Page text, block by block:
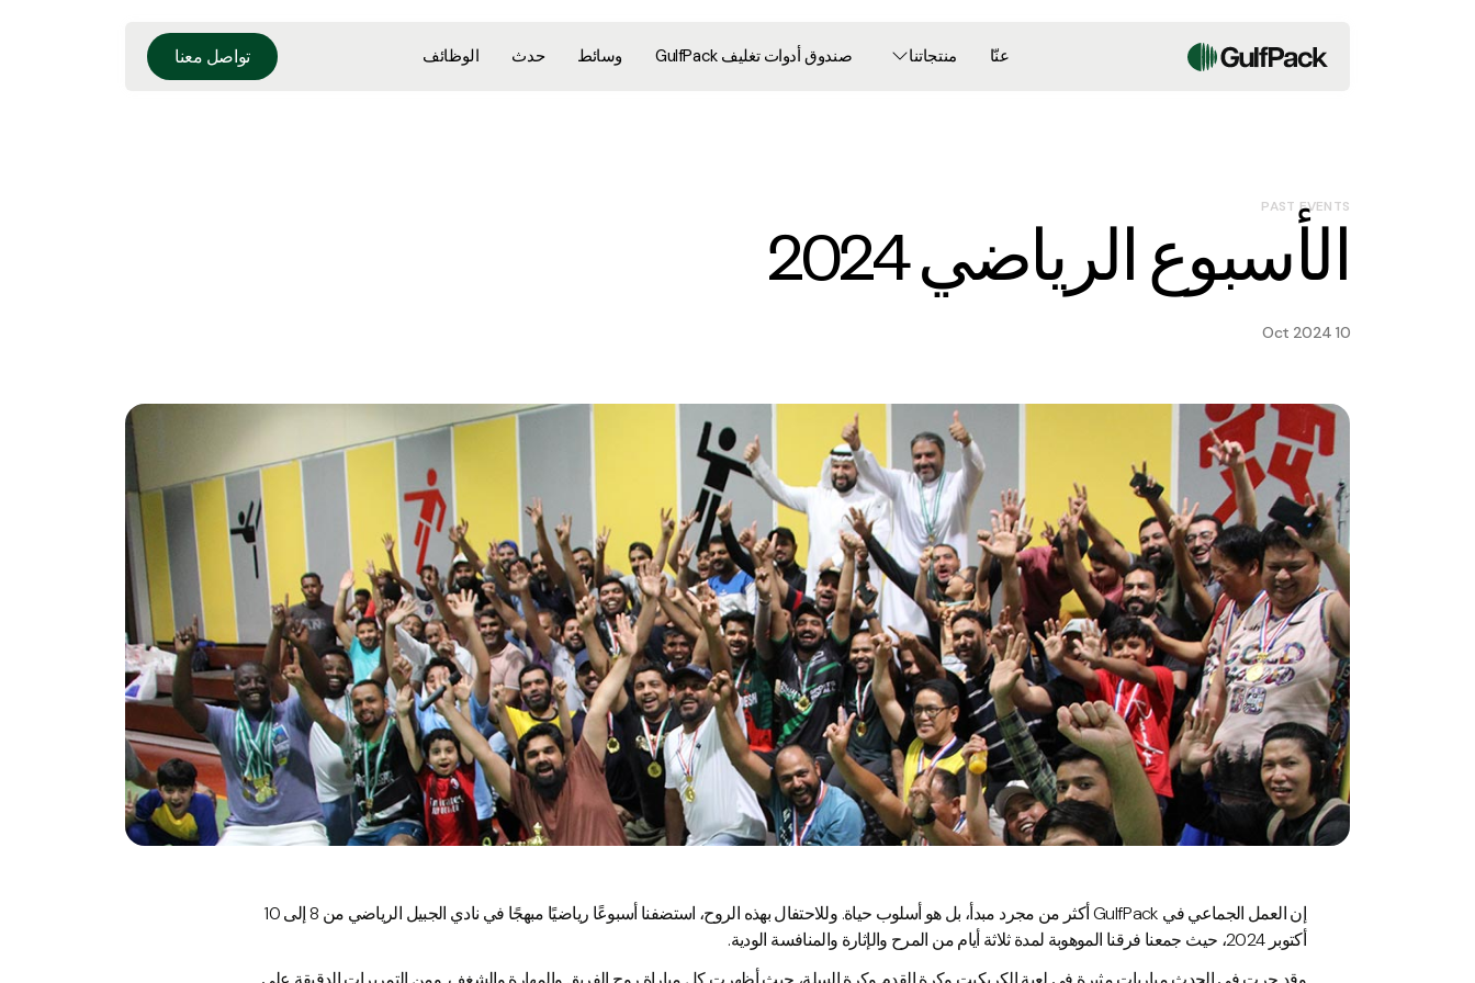
عنّا منتجاتنا صندوق أدوات تغليف GulfPack وسائط حدث الوظائف تواصل معنا
PAST EVENTS
الأسبوع الرياضي 2024
10 Oct 2024
إن العمل الجماعي في GulfPack أكثر من مجرد مبدأ، بل هو أسلوب حياة. وللاحتفال بهذه الروح، استضفنا أسبوعًا رياضيًا مبهجًا في نادي الجبيل الرياضي من 8 إلى 10
أكتوبر 2024، حيث جمعنا فرقنا الموهوبة لمدة ثلاثة أيام من المرح والإثارة والمنافسة الودية.